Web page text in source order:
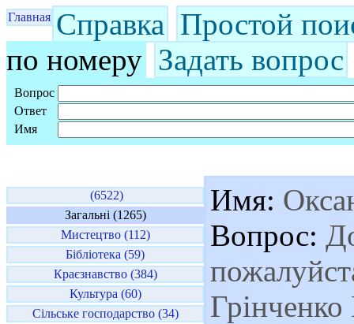
Главная Справка Простой
по номеру Задать вопрос
Вопрос
Ответ
Имя
(6522)
Загальні (1265)
Мистецтво (112)
Бібліотека (59)
Краєзнавство (384)
Культура (60)
Сільське господарство (34)
Имя:
Вопрос: